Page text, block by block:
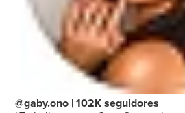
@gaby.ono | 102K seguidores